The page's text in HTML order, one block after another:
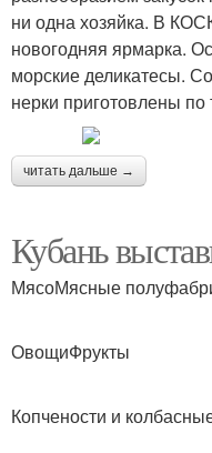
ни одна хозяйка. В
новогодняя ярмарка.
морские деликатесы.
нерки приготовлены
читать дальше →
Кубань
МясоМясные
ОвощиФрукты
Копчености и